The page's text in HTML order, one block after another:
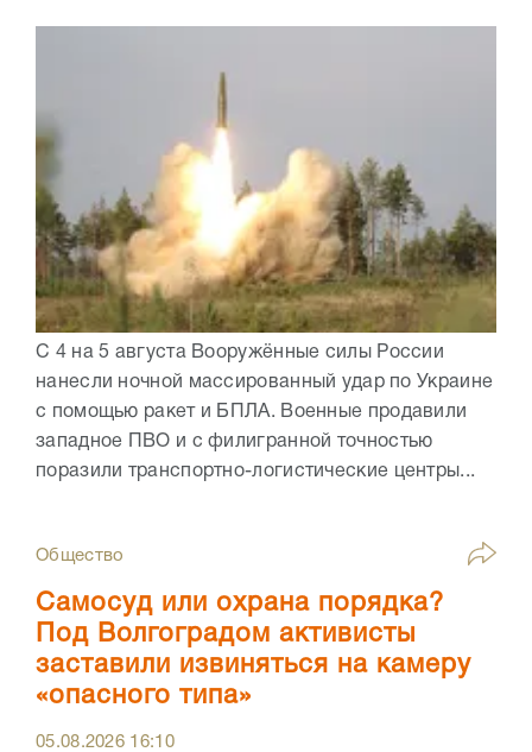
С 4 на 5 августа Вооружённые силы России
нанесли ночной массированный удар по Украине
с помощью ракет и БПЛА. Военные продавили
западное ПВО и с филигранной точностью
поразили транспортно-логистические центры...
Общество
Самосуд или охрана порядка?
Под Волгоградом активисты
заставили извиняться на камеру
«опасного типа»
05.08.2026 16:10